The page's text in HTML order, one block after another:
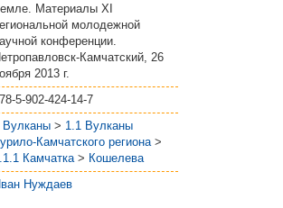
Материалы XI
молодежной
конференции.
Камчатский, 26
2013 г.
5-902-424-14-7
Вулканы > 1.1 Вулканы
Камчатского региона >
Камчатка > Кошелева
Нуждаев